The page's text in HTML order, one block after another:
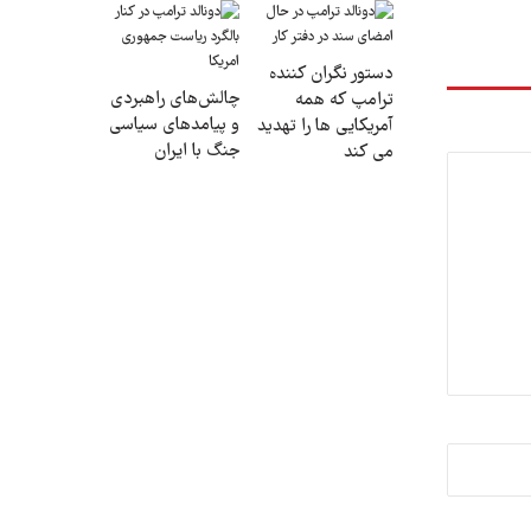
دستور نگران کننده
ترامپ که همه
آمریکایی ها را تهدید
می کند
چالش‌های راهبردی
و پیامدهای سیاسی
جنگ با ایران